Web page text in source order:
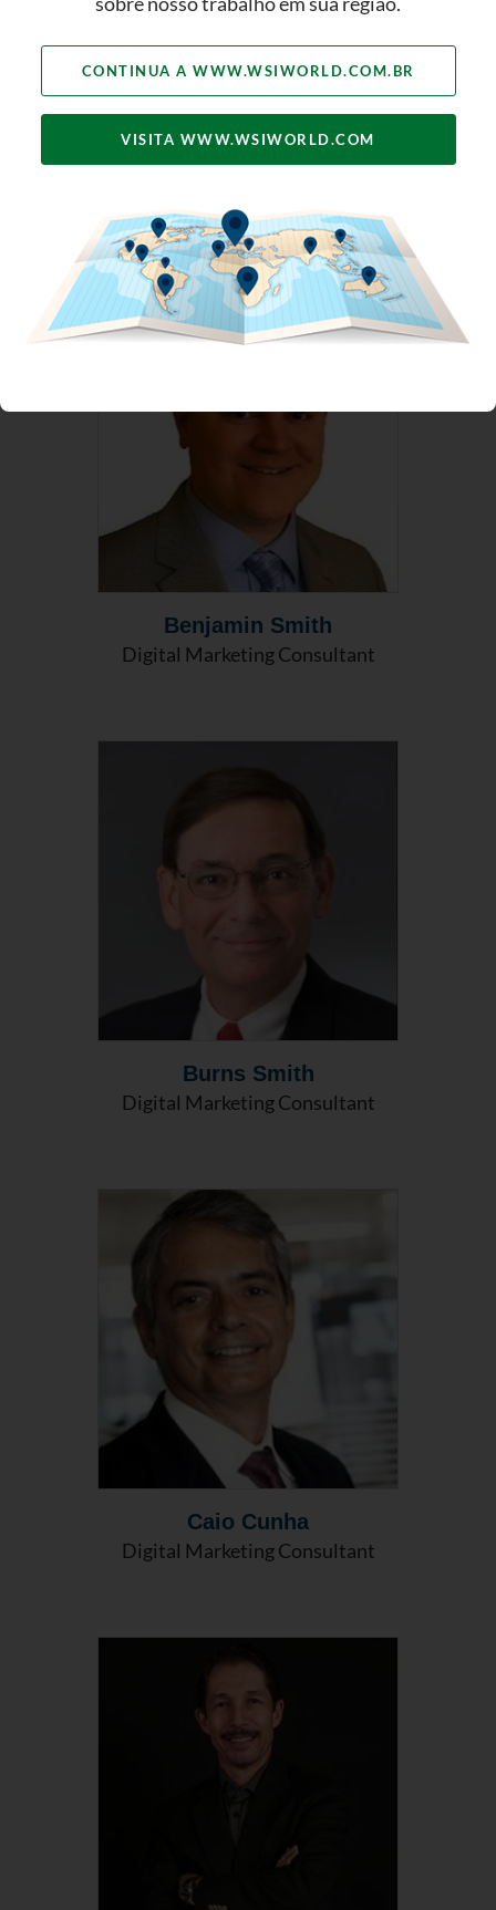
Digital Marketing Consultant
Benjamin Smith
Digital Marketing Consultant
Burns Smith
Digital Marketing Consultant
Caio Cunha
Digital Marketing Consultant
CONTINUA A WWW.WSIWORLD.COM.BR
VISITA WWW.WSIWORLD.COM